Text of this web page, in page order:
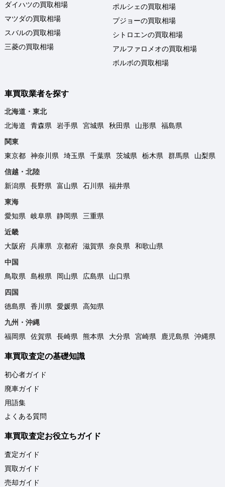
ダイハツの買取相場
マツダの買取相場
スバルの買取相場
三菱の買取相場
ポルシェの買取相場
プジョーの買取相場
シトロエンの買取相場
アルファロメオの買取相場
ボルボの買取相場
車買取業者を探す
北海道・東北
北海道
青森県 岩手県 宮城県 秋田県 山形県
福島県
関東
東京都
神奈川県 埼玉県 千葉県 茨城県 栃木県 群馬県
山梨県
信越・北陸
新潟県
長野県 富山県 石川県
福井県
東海
愛知県
岐阜県 静岡県
三重県
近畿
大阪府
兵庫県 京都府 滋賀県 奈良県
和歌山県
中国
鳥取県
島根県 岡山県 広島県
山口県
四国
徳島県
香川県 愛媛県
高知県
九州・沖縄
福岡県
佐賀県 長崎県 熊本県 大分県 宮崎県 鹿児島県 沖縄県
車買取査定の基礎知識
初心者ガイド
廃車ガイド
用語集
よくある質問
車買取査定お役立ちガイド
査定ガイド
買取ガイド
売却ガイド